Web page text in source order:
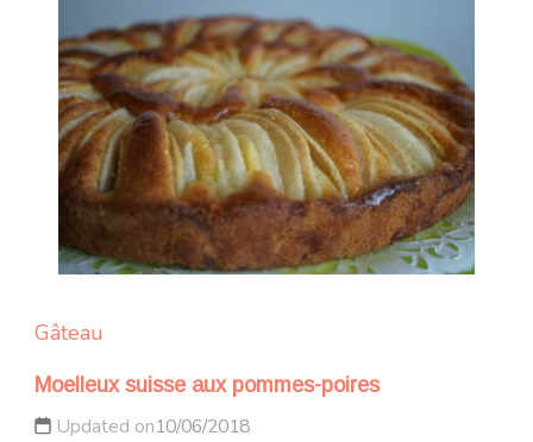
Gâteau
Moelleux suisse aux pommes-poires
Updated on10/06/2018